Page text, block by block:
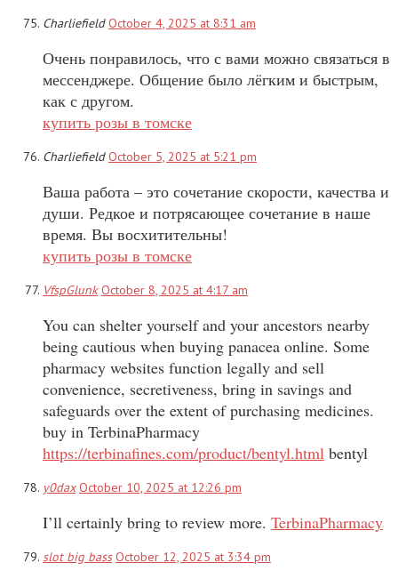
CharliefieldOctober 4, 2025 at 8:31 am
Очень понравилось, что с вами можно связаться в
мессенджере. Общение было лёгким и быстрым,
как с другом.
купить розы в томске
CharliefieldOctober 5, 2025 at 5:21 pm
Ваша работа – это сочетание скорости, качества и
души. Редкое и потрясающее сочетание в наше
время. Вы восхитительны!
купить розы в томске
VfspGlunk October 8, 2025 at 4:17 am
You can shelter yourself and your ancestors nearby
being cautious when buying panacea online. Some
pharmacy websites function legally and sell
convenience, secretiveness, bring in savings and
safeguards over the extent of purchasing medicines.
buy in TerbinaPharmacy
https://terbinafines.com/product/bentyl.html bentyl
y0dax October 10, 2025 at 12:26 pm
I’ll certainly bring to review more. TerbinaPharmacy
slot big bass October 12, 2025 at 3:34 pm